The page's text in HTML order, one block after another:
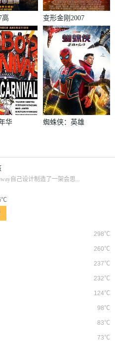
高
变形金刚2007
华
蜘蛛侠：英雄
自己设计制造了一架会思...
298℃
260℃
237℃
232℃
124℃
98℃
83℃
73℃